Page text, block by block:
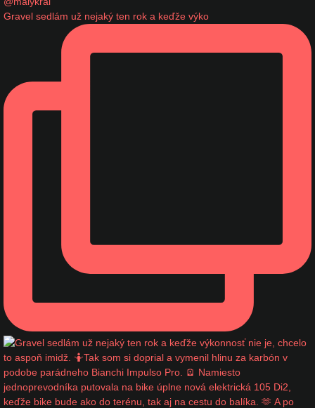
Gravel sedlám už nejaký ten rok a keďže výko